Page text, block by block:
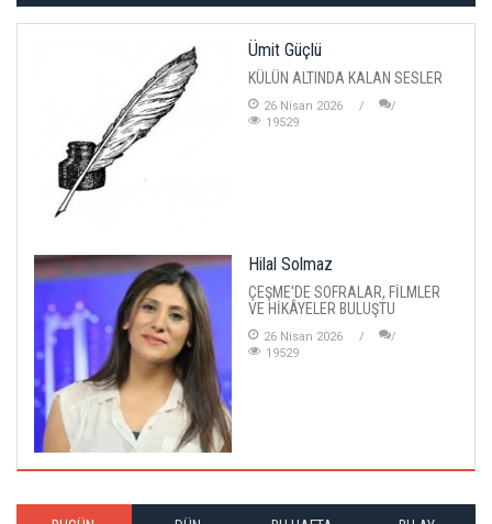
Ümit Güçlü
KÜLÜN ALTINDA KALAN SESLER
26 Nisan 2026
19529
Hilal Solmaz
ÇEŞME'DE SOFRALAR, FİLMLER
VE HİKÂYELER BULUŞTU
26 Nisan 2026
19529